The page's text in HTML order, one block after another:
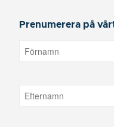
Prenumerera på